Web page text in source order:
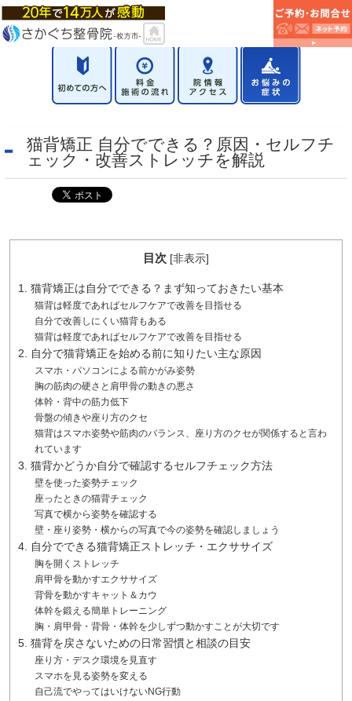
猫背矯正 自分でできる？原因・セルフチ
ェック・改善ストレッチを解説
目次 [非表示]
1. 猫背矯正は自分でできる？まず知っておきたい基本
猫背は軽度であればセルフケアで改善を目指せる
自分で改善しにくい猫背もある
猫背は軽度であればセルフケアで改善を目指せる
2. 自分で猫背矯正を始める前に知りたい主な原因
スマホ・パソコンによる前かがみ姿勢
胸の筋肉の硬さと肩甲骨の動きの悪さ
体幹・背中の筋力低下
骨盤の傾きや座り方のクセ
猫背はスマホ姿勢や筋肉のバランス、座り方のクセが関係すると言わ
れています
3. 猫背かどうか自分で確認するセルフチェック方法
壁を使った姿勢チェック
座ったときの猫背チェック
写真で横から姿勢を確認する
壁・座り姿勢・横からの写真で今の姿勢を確認しましょう
4. 自分でできる猫背矯正ストレッチ・エクササイズ
胸を開くストレッチ
肩甲骨を動かすエクササイズ
背骨を動かすキャット＆カウ
体幹を鍛える簡単トレーニング
胸・肩甲骨・背骨・体幹を少しずつ動かすことが大切です
5. 猫背を戻さないための日常習慣と相談の目安
座り方・デスク環境を見直す
スマホを見る姿勢を変える
自己流でやってはいけないNG行動